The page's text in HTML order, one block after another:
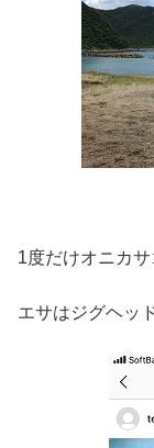
1度だけオニカ
エサはジグヘッ